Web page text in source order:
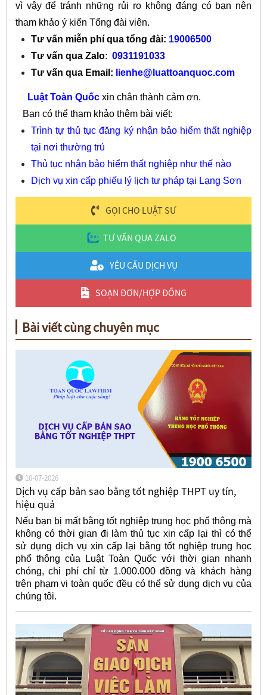
vì vậy để tránh những rủi ro không đáng có bạn nên
tham khảo ý kiến Tổng đài viên.
Tư vấn miễn phí qua tổng đài: 19006500
Tư vấn qua Zalo: 0931191033
Tư vấn qua Email: lienhe@luattoanquoc.com
Luật Toàn Quốcxin chân thành cảm ơn.
Bạn có thể tham khảo thêm bài viết:
Trình tự thủ tục đăng ký nhận bảo hiểm thất nghiệp
tại nơi thường trú
Thủ tục nhận bảo hiểm thất nghiệp như thế nào
Dịch vụ xin cấp phiếu lý lịch tư pháp tại Lạng Sơn
GỌI CHO LUẬT SƯ
TƯ VẤN QUA ZALO
YÊU CẦU DỊCH VỤ
SOẠN ĐƠN/HỢP ĐỒNG
Bài viết cùng chuyên mục
10-07-2026
Dịch vụ cấp bản sao bằng tốt nghiệp THPT uy tín,
hiệu quả
Nếu bạn bị mất bằng tốt nghiệp trung học phổ thông mà
không có thời gian đi làm thủ tục xin cấp lại thì có thể
sử dụng dịch vụ xin cấp lại bằng tốt nghiệp trung học
phổ thông của Luật Toàn Quốc với thời gian nhanh
chóng, chi phí chỉ từ 1.000.000 đồng và khách hàng
trên phạm vi toàn quốc đều có thể sử dụng dịch vụ của
chúng tôi.